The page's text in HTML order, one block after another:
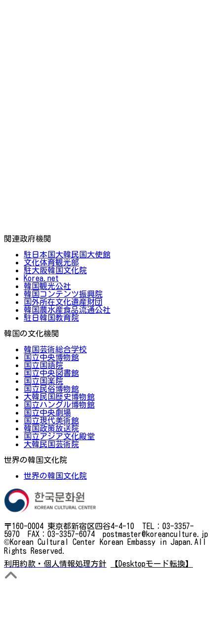
関連政府機関
駐日本国大韓民国大使館
文化体育観光部
駐大阪韓国文化院
Korea.net
韓国観光公社
韓国コンテンツ振興院
国外所在文化遺産財団
韓国農水産食品流通公社
駐日韓国教育院
韓国の文化機関
韓国芸術総合学校
国立中央博物館
国立国語院
国立中央図書館
国立国楽院
国立民俗博物館
大韓民国歴史博物館
国立ハングル博物館
国立中央劇場
国立現代美術館
韓国政策放送院
国立アジア文化殿堂
大韓民国芸術院
世界の韓国文化院
世界の韓国文化院
〒160-0004 東京都新宿区四谷4-4-10 TEL：03-3357-
5970 FAX：03-3357-6074 postmaster@koreanculture.jp
©Korean Cultural Center Korean Embassy in Japan.All
Rights Reserved.
利用約款・個人情報処理方針
【Desktopモード転換】